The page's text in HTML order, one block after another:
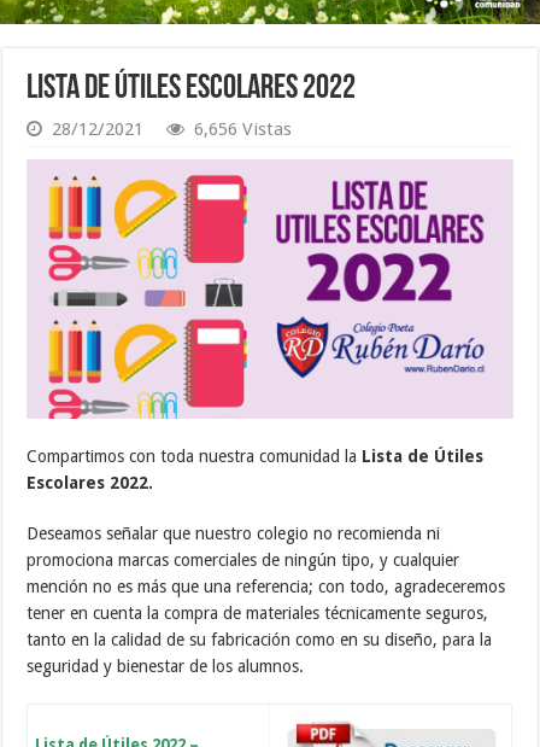
Lista de Útiles Escolares 2022
28/12/2021 6,656 Vistas
Compartimos con toda nuestra comunidad la Lista de Útiles
Escolares 2022.
Deseamos señalar que nuestro colegio no recomienda ni
promociona marcas comerciales de ningún tipo, y cualquier
mención no es más que una referencia; con todo, agradeceremos
tener en cuenta la compra de materiales técnicamente seguros,
tanto en la calidad de su fabricación como en su diseño, para la
seguridad y bienestar de los alumnos.